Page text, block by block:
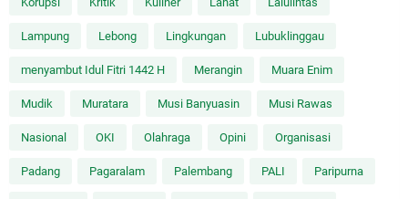
Lampung Lebong Lingkungan Lubuklinggau
menyambut Idul Fitri 1442 H Merangin Muara Enim
Mudik Muratara Musi Banyuasin Musi Rawas
Nasional OKI Olahraga Opini Organisasi
Padang Pagaralam Palembang PALI Paripurna